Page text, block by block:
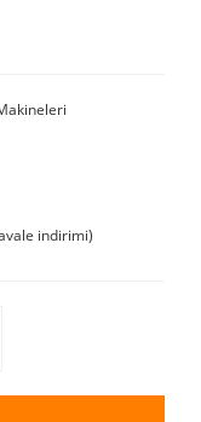
indirimi)